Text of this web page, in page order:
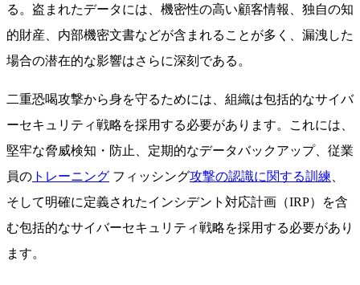
る。盗まれたデータには、機密性の高い顧客情報、独自の知
的財産、内部機密文書などが含まれることが多く、漏洩した
場合の潜在的な影響はさらに深刻である。
二重恐喝攻撃から身を守るためには、組織は包括的なサイバ
ーセキュリティ戦略を採用する必要があります。これには、
堅牢な脅威検知・防止、定期的なデータバックアップ、従業
員の トレーニング フィッシング攻撃の認識に関する訓練
そして明確に定義されたインシデント対応計画（IRP）を含
む包括的なサイバーセキュリティ戦略を採用する必要があり
ます。